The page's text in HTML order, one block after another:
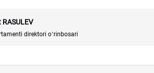
direktori oʻrinbosari